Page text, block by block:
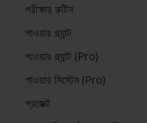
পরীক্ষার রুটিন
পাওয়ার প্ল্যান্ট
পাওয়ার প্ল্যান্ট (Pro)
পাওয়ার সিস্টেম (Pro)
প্রজেক্ট